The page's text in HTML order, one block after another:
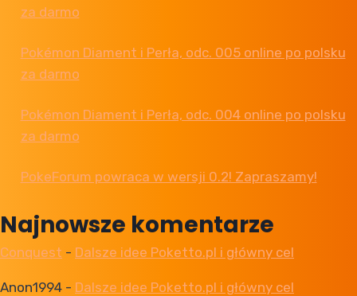
za darmo
Pokémon Diament i Perła, odc. 005 online po polsku
za darmo
Pokémon Diament i Perła, odc. 004 online po polsku
za darmo
PokeForum powraca w wersji 0.2! Zapraszamy!
Najnowsze komentarze
Conquest - Dalsze idee Poketto.pl i główny cel
Anon1994 - Dalsze idee Poketto.pl i główny cel